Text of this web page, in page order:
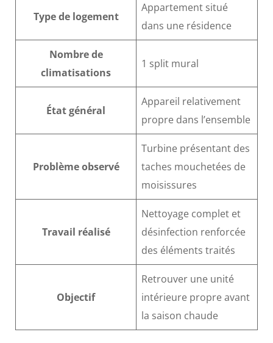
Type de logement
Appartement situé
dans une résidence
Nombre de
climatisations
1 split mural
État général
Appareil relativement
propre dans l’ensemble
Problème observé
Turbine présentant des
taches mouchetées de
moisissures
Travail réalisé
Nettoyage complet et
désinfection renforcée
des éléments traités
Objectif
Retrouver une unité
intérieure propre avant
la saison chaude